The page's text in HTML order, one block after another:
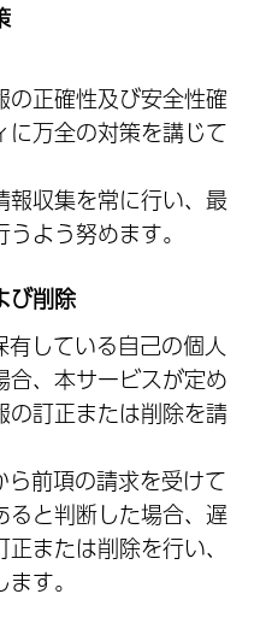
正確性及び安全性確
万全の対策を講じて
報収集を常に行い、最
よう努めます。
び削除
している自己の個人
、本サービスが定め
の訂正または削除を請
前項の請求を受けて
ると判断した場合、遅
または削除を行い、
す。